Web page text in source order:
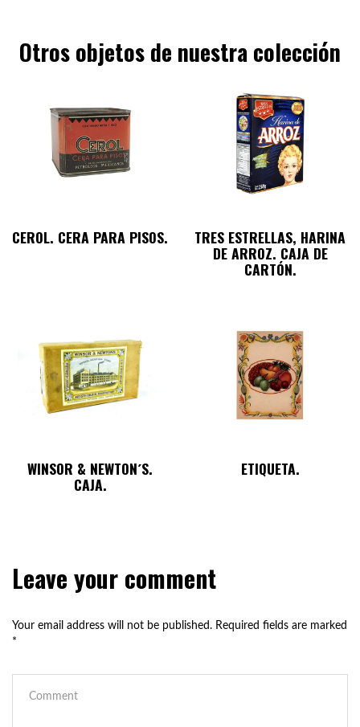
Otros objetos de nuestra colección
CEROL. CERA PARA PISOS. TRES ESTRELLAS, HARINA
DE ARROZ. CAJA DE
CARTÓN.
WINSOR & NEWTON´S.
CAJA.
ETIQUETA.
Leave your comment
Your email address will not be published. Required fields are marked
*